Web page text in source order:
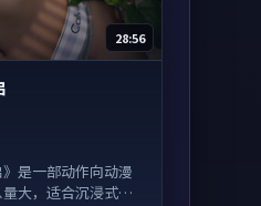
28:56
》是一部动作向动漫
大，适合沉浸式追